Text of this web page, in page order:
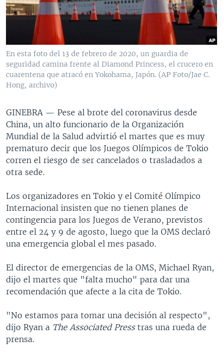
VENEZUELA
BRASIL
NICARAGUA
ECONOMÍA
ENTRETENIMIENTO Y CULTURA
TECNOLOGÍA
DEPORTES
CIENCIA Y SALUD
MULTIMEDIA
VIDEOS
FOTOGRAFÍA
AUDIOS
PROGRAMAS TV
EL MUNDO AL DÍA
FORO INTERAMERICANO
VISIÓN 360
PANORAMA
RADIO
AVANCE INFORMATIVO
AUDIONOTICIAS
ESTADOS UNIDOS AL DÍA
EL MUNDO AL DÍA [RADIO]
FORO [RADIO]
DEPORTIVO INTERNACIONAL
ENTRETENIMIENTO
DIRECT
DOCUMENTALES DE LA VOA
SÍGANOS
En esta foto del 13 de febrero de 2020, un guardia de
seguridad camina frente al Diamond Princess, el crucero en
cuarentena que atracó en Yokohama, Japón. (AP Foto/Jae C.
Hong, archivo)
GINEBRA — Pese al brote del coronavirus desde
China, un alto funcionario de la Organización
Mundial de la Salud advirtió el martes que es muy
prematuro decir que los Juegos Olímpicos de Tokio
corren el riesgo de ser cancelados o trasladados a
otra sede.
Los organizadores en Tokio y el Comité Olímpico
Internacional insisten que no tienen planes de
contingencia para los Juegos de Verano, previstos
entre el 24 y 9 de agosto, luego que la OMS declaró
una emergencia global el mes pasado.
El director de emergencias de la OMS, Michael Ryan,
dijo el martes que "falta mucho" para dar una
recomendación que afecte a la cita de Tokio.
"No estamos para tomar una decisión al respecto",
dijo Ryan a The Associated Presstras una rueda de
prensa.